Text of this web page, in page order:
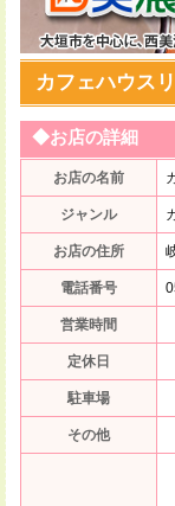
カフェハウス
◆お店の詳細
お店の名前
ジャンル
お店の住所
電話番号
営業時間
定休日
駐車場
その他